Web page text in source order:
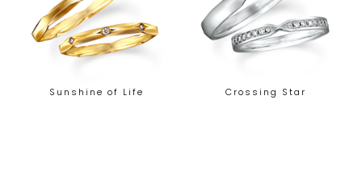
Sunshine of Life Crossing Star